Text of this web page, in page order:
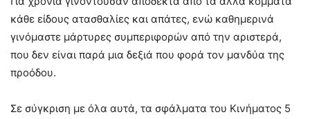
κάθε είδους ατασθαλίες και απάτες, ενώ καθημερινά
γινόμαστε μάρτυρες συμπεριφορών από την αριστερά,
που δεν είναι παρά μια δεξιά που φορά τον μανδύα της
προόδου.
Σε σύγκριση με όλα αυτά, τα σφάλματα του Κινήματος 5